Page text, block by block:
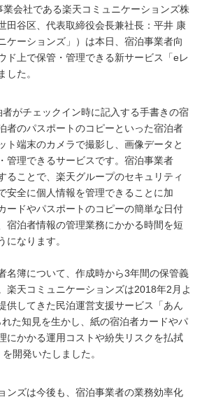
会社である楽天コミュニケーションズ株
田谷区、代表取締役会長兼社長：平井 康
ケーションズ」）は本日、宿泊事業者向
ド上で保管・管理できる新サービス「eレ
した。
がチェックイン時に記入する手書きの宿
者のパスポートのコピーといった宿泊者
ト端末のカメラで撮影し、画像データと
管理できるサービスです。宿泊事業者
ることで、楽天グループのセキュリティ
安全に個人情報を管理できることに加
ードやパスポートのコピーの簡単な日付
宿泊者情報の管理業務にかかる時間を短
になります。
名簿について、作成時から3年間の保管義
楽天コミュニケーションズは2018年2月よ
供してきた民泊運営支援サービス「あん
た知見を生かし、紙の宿泊者カードやパ
にかかる運用コストや紛失リスクを払拭
開発いたしました。
ンズは今後も、宿泊事業者の業務効率化